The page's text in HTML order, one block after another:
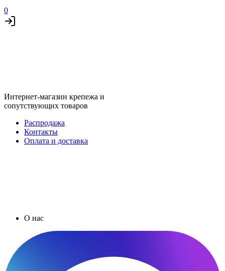
0
Интернет-магазин крепежа и
сопутствующих товаров
Распродажа
Контакты
Оплата и доставка
О нас